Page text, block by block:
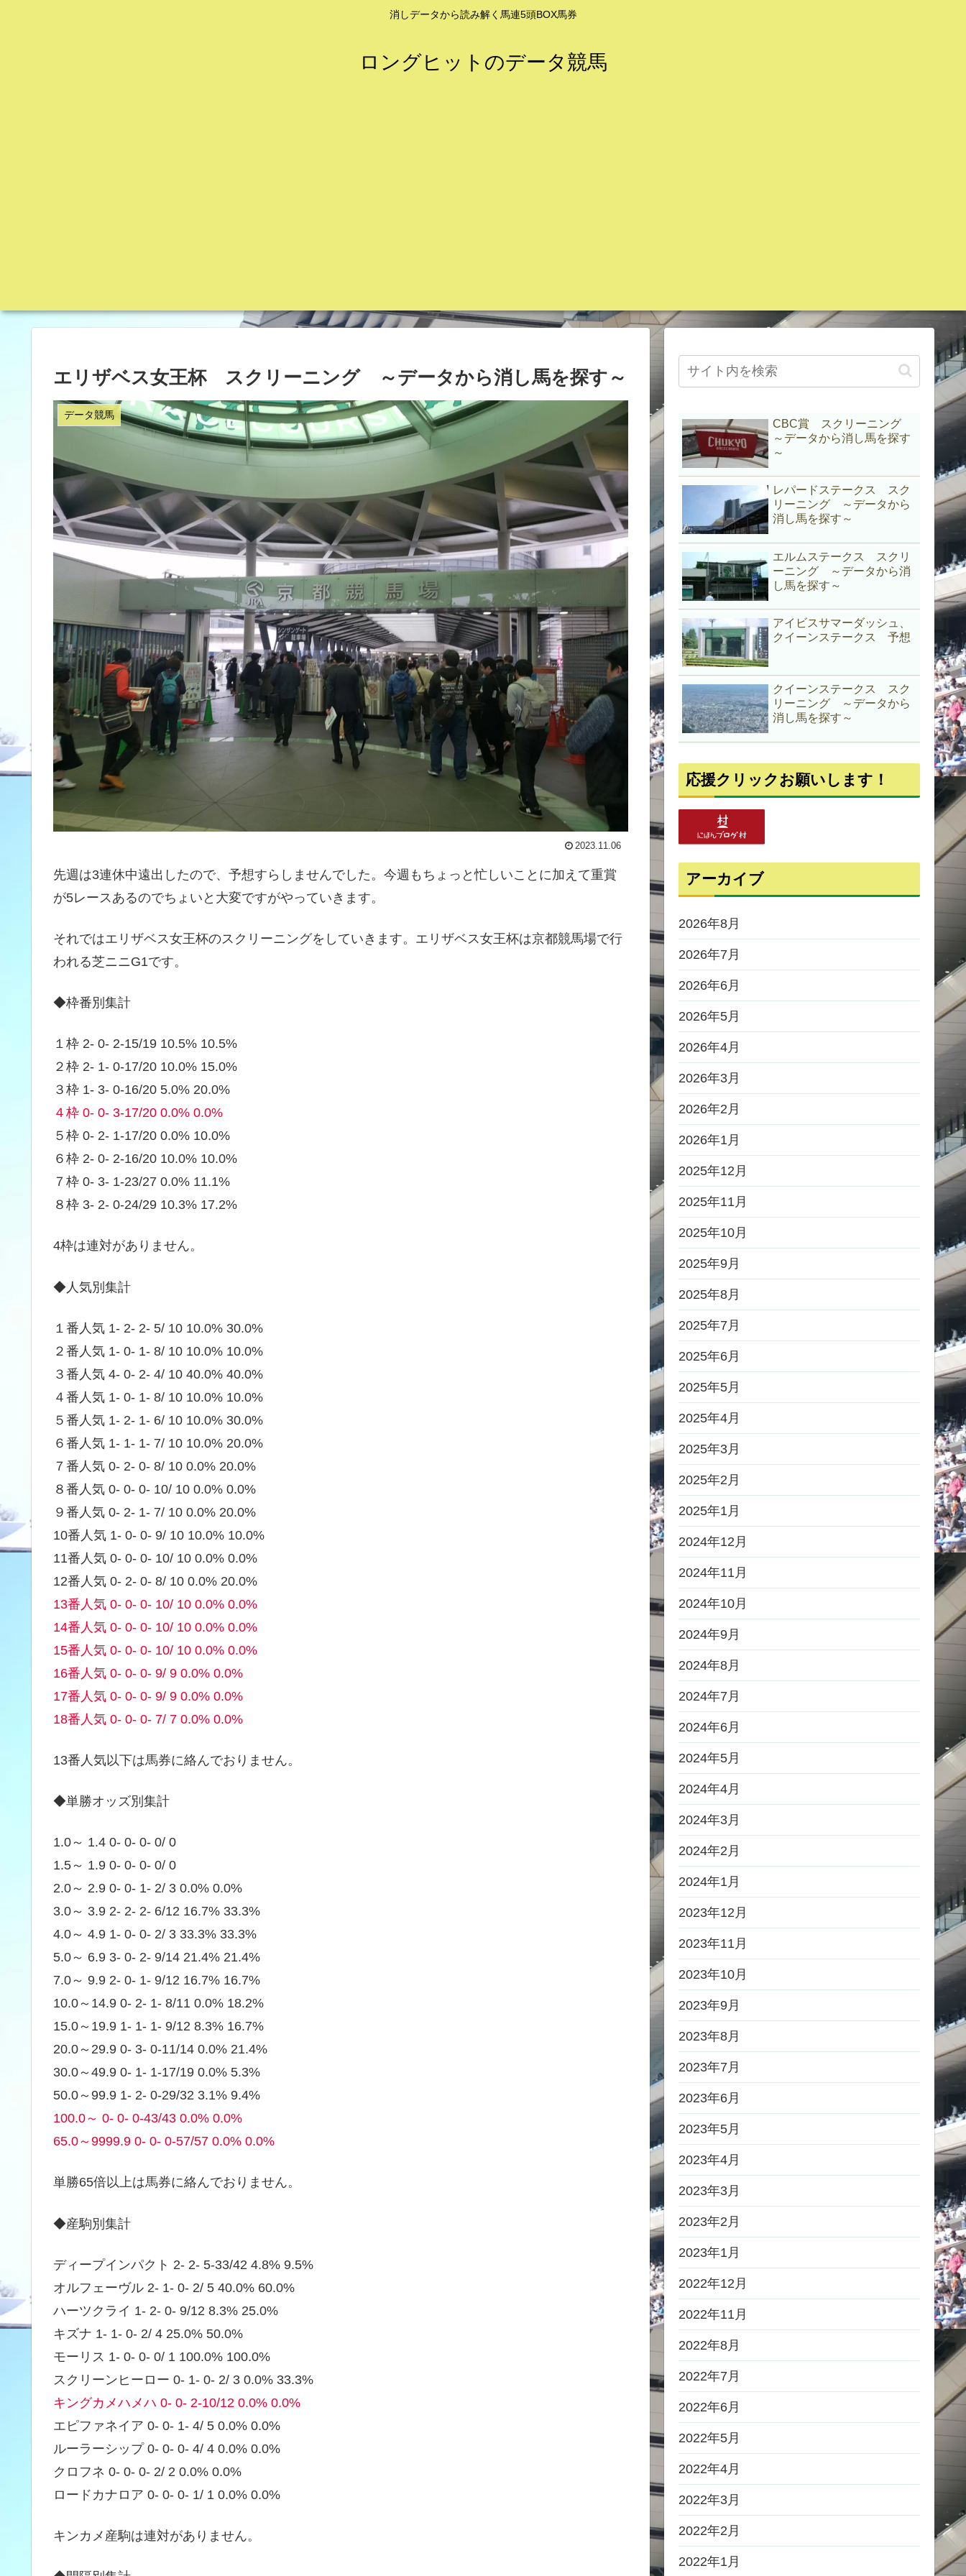
消しデータから読み解く馬連5頭BOX馬券
ロングヒットのデータ競馬
エリザベス女王杯 スクリーニング ～データから消し馬を探す～
データ競馬
2023.11.06
先週は3連休中遠出したので、予想すらしませんでした。今週もちょっと忙しいことに加えて重賞
が5レースあるのでちょいと大変ですがやっていきます。
それではエリザベス女王杯のスクリーニングをしていきます。エリザベス女王杯は京都競馬場で行
われる芝ニニG1です。
◆枠番別集計
１枠 2- 0- 2-15/19 10.5% 10.5%
２枠 2- 1- 0-17/20 10.0% 15.0%
３枠 1- 3- 0-16/20 5.0% 20.0%
４枠 0- 0- 3-17/20 0.0% 0.0%
５枠 0- 2- 1-17/20 0.0% 10.0%
６枠 2- 0- 2-16/20 10.0% 10.0%
７枠 0- 3- 1-23/27 0.0% 11.1%
８枠 3- 2- 0-24/29 10.3% 17.2%
4枠は連対がありません。
◆人気別集計
１番人気 1- 2- 2- 5/ 10 10.0% 30.0%
２番人気 1- 0- 1- 8/ 10 10.0% 10.0%
３番人気 4- 0- 2- 4/ 10 40.0% 40.0%
４番人気 1- 0- 1- 8/ 10 10.0% 10.0%
５番人気 1- 2- 1- 6/ 10 10.0% 30.0%
６番人気 1- 1- 1- 7/ 10 10.0% 20.0%
７番人気 0- 2- 0- 8/ 10 0.0% 20.0%
８番人気 0- 0- 0- 10/ 10 0.0% 0.0%
９番人気 0- 2- 1- 7/ 10 0.0% 20.0%
10番人気 1- 0- 0- 9/ 10 10.0% 10.0%
11番人気 0- 0- 0- 10/ 10 0.0% 0.0%
12番人気 0- 2- 0- 8/ 10 0.0% 20.0%
13番人気 0- 0- 0- 10/ 10 0.0% 0.0%
14番人気 0- 0- 0- 10/ 10 0.0% 0.0%
15番人気 0- 0- 0- 10/ 10 0.0% 0.0%
16番人気 0- 0- 0- 9/ 9 0.0% 0.0%
17番人気 0- 0- 0- 9/ 9 0.0% 0.0%
18番人気 0- 0- 0- 7/ 7 0.0% 0.0%
13番人気以下は馬券に絡んでおりません。
◆単勝オッズ別集計
1.0～ 1.4 0- 0- 0- 0/ 0
1.5～ 1.9 0- 0- 0- 0/ 0
2.0～ 2.9 0- 0- 1- 2/ 3 0.0% 0.0%
3.0～ 3.9 2- 2- 2- 6/12 16.7% 33.3%
4.0～ 4.9 1- 0- 0- 2/ 3 33.3% 33.3%
5.0～ 6.9 3- 0- 2- 9/14 21.4% 21.4%
7.0～ 9.9 2- 0- 1- 9/12 16.7% 16.7%
10.0～14.9 0- 2- 1- 8/11 0.0% 18.2%
15.0～19.9 1- 1- 1- 9/12 8.3% 16.7%
20.0～29.9 0- 3- 0-11/14 0.0% 21.4%
30.0～49.9 0- 1- 1-17/19 0.0% 5.3%
50.0～99.9 1- 2- 0-29/32 3.1% 9.4%
100.0～ 0- 0- 0-43/43 0.0% 0.0%
65.0～9999.9 0- 0- 0-57/57 0.0% 0.0%
単勝65倍以上は馬券に絡んでおりません。
◆産駒別集計
ディープインパクト 2- 2- 5-33/42 4.8% 9.5%
オルフェーヴル 2- 1- 0- 2/ 5 40.0% 60.0%
ハーツクライ 1- 2- 0- 9/12 8.3% 25.0%
キズナ 1- 1- 0- 2/ 4 25.0% 50.0%
モーリス 1- 0- 0- 0/ 1 100.0% 100.0%
スクリーンヒーロー 0- 1- 0- 2/ 3 0.0% 33.3%
キングカメハメハ 0- 0- 2-10/12 0.0% 0.0%
エピファネイア 0- 0- 1- 4/ 5 0.0% 0.0%
ルーラーシップ 0- 0- 0- 4/ 4 0.0% 0.0%
クロフネ 0- 0- 0- 2/ 2 0.0% 0.0%
ロードカナロア 0- 0- 0- 1/ 1 0.0% 0.0%
キンカメ産駒は連対がありません。
CBC賞 スクリーニング
～データから消し馬を探す
～
レパードステークス スク
リーニング ～データから
消し馬を探す～
エルムステークス スクリ
ーニング ～データから消
し馬を探す～
アイビスサマーダッシュ、
クイーンステークス 予想
クイーンステークス スク
リーニング ～データから
消し馬を探す～
応援クリックお願いします！
アーカイブ
2026年8月
2026年7月
2026年6月
2026年5月
2026年4月
2026年3月
2026年2月
2026年1月
2025年12月
2025年11月
2025年10月
2025年9月
2025年8月
2025年7月
2025年6月
2025年5月
2025年4月
2025年3月
2025年2月
2025年1月
2024年12月
2024年11月
2024年10月
2024年9月
2024年8月
2024年7月
2024年6月
2024年5月
2024年4月
2024年3月
2024年2月
2024年1月
2023年12月
2023年11月
2023年10月
2023年9月
2023年8月
2023年7月
2023年6月
2023年5月
2023年4月
2023年3月
2023年2月
2023年1月
2022年12月
2022年11月
2022年8月
2022年7月
2022年6月
2022年5月
2022年4月
2022年3月
2022年2月
2022年1月